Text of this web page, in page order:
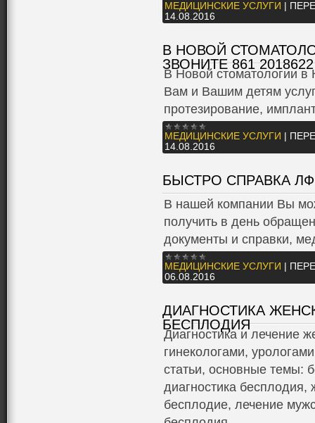
МЕДИЦИНСКИЕ УСЛУГИ
14.08.2016
В НОВОЙ
ЗВОНИТЕ 861 2018622
В Новой стоматологии в
Вам и Вашим детям
протезирование,
МЕДИЦИНСКИЕ УСЛУГИ
14.08.2016
БЫСТРО СПРАВКА
В нашей компании Вы
получить в день
документы и справки,
МЕДИЦИНСКИЕ УСЛУГИ
06.08.2016
ДИАГНОСТИКА
БЕСПЛОДИЯ
Диагностика и лечение
гинекологами,
статьи, основные темы:
диагностика
бесплодие, лечение